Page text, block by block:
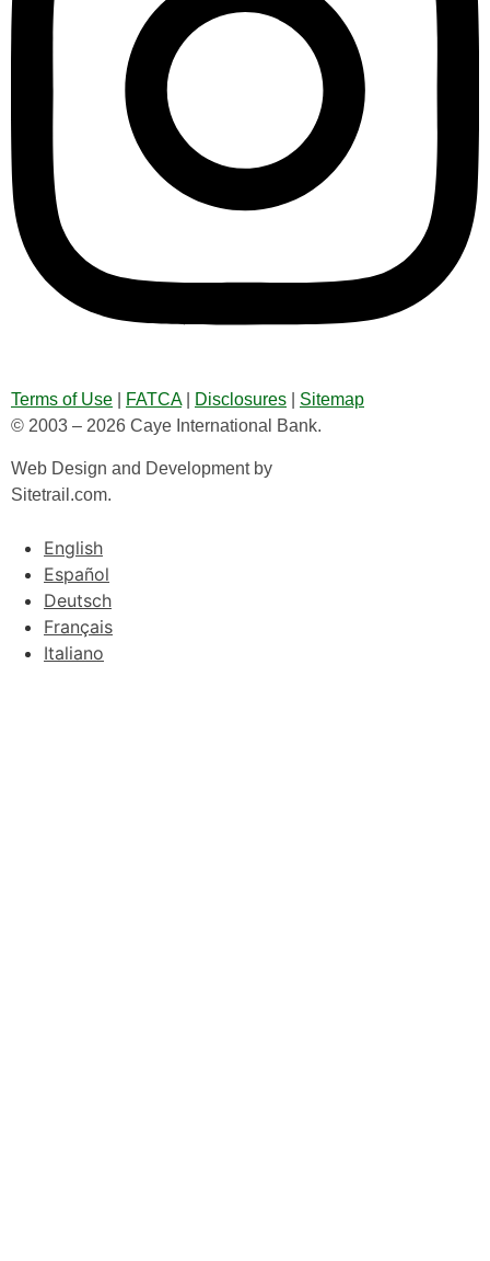
Terms of Use FATCA| Disclosures
Sitemap
© 2003 – 2026 Caye International Bank.
Web Design and Development by
Sitetrail.com.
English
Español
Deutsch
Français
Italiano